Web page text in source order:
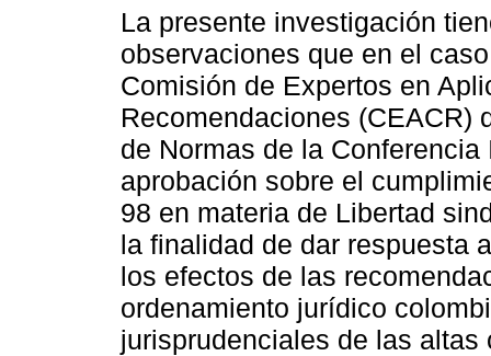
La presente investigación
observaciones que en el
Comisión de Expertos en
Recomendaciones (CEACR)
de Normas de la
aprobación sobre el
98 en materia de Libertad
la finalidad de dar respuesta
los efectos de las
ordenamiento jurídico
jurisprudenciales de las